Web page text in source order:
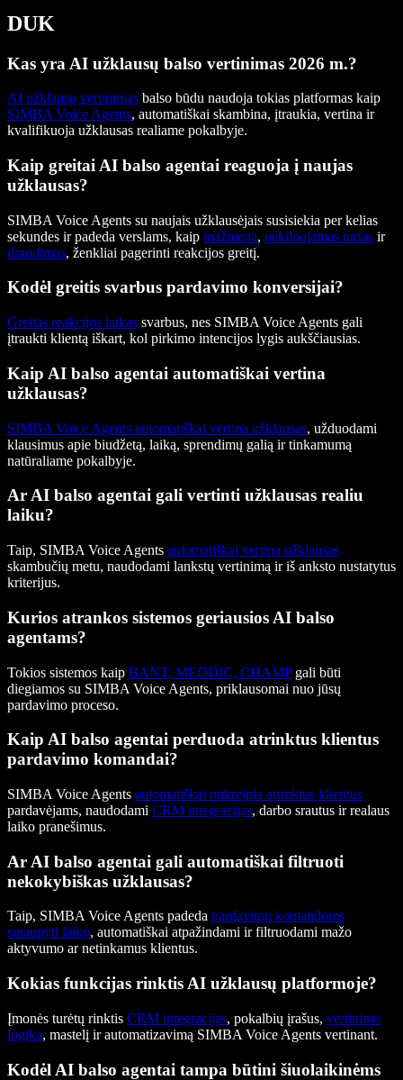
DUK
Kas yra AI užklausų balso vertinimas 2026 m.?
AI užklausų vertinimas balso būdu naudoja tokias platformas kaip
SIMBA Voice Agents, automatiškai skambina, įtraukia, vertina ir
kvalifikuoja užklausas realiame pokalbyje.
Kaip greitai AI balso agentai reaguoja į naujas
užklausas?
SIMBA Voice Agents su naujais užklausėjais susisiekia per kelias
sekundes ir padeda verslams, kaip mažmena, nekilnojamas turtas ir
draudimas, ženkliai pagerinti reakcijos greitį.
Kodėl greitis svarbus pardavimo konversijai?
Greitas reakcijos laikas svarbus, nes SIMBA Voice Agents gali
įtraukti klientą iškart, kol pirkimo intencijos lygis aukščiausias.
Kaip AI balso agentai automatiškai vertina
užklausas?
SIMBA Voice Agents automatiškai vertina užklausas, užduodami
klausimus apie biudžetą, laiką, sprendimų galią ir tinkamumą
natūraliame pokalbyje.
Ar AI balso agentai gali vertinti užklausas realiu
laiku?
Taip, SIMBA Voice Agents automatiškai vertina užklausas
skambučių metu, naudodami lankstų vertinimą ir iš anksto nustatytus
kriterijus.
Kurios atrankos sistemos geriausios AI balso
agentams?
Tokios sistemos kaip BANT, MEDDIC, CHAMPgali būti
diegiamos su SIMBA Voice Agents, priklausomai nuo jūsų
pardavimo proceso.
Kaip AI balso agentai perduoda atrinktus klientus
pardavimo komandai?
SIMBA Voice Agents automatiškai nukreipia atrinktus klientus
pardavėjams, naudodami CRM integracijas, darbo srautus ir realaus
laiko pranešimus.
Ar AI balso agentai gali automatiškai filtruoti
nekokybiškas užklausas?
Taip, SIMBA Voice Agents padeda pardavimų komandoms
sutaupyti laiko, automatiškai atpažindami ir filtruodami mažo
aktyvumo ar netinkamus klientus.
Kokias funkcijas rinktis AI užklausų platformoje?
Įmonės turėtų rinktis CRM integracijas, pokalbių įrašus, vertinimo
logiką, mastelį ir automatizavimą SIMBA Voice Agents vertinant.
Kodėl AI balso agentai tampa būtini šiuolaikinėms